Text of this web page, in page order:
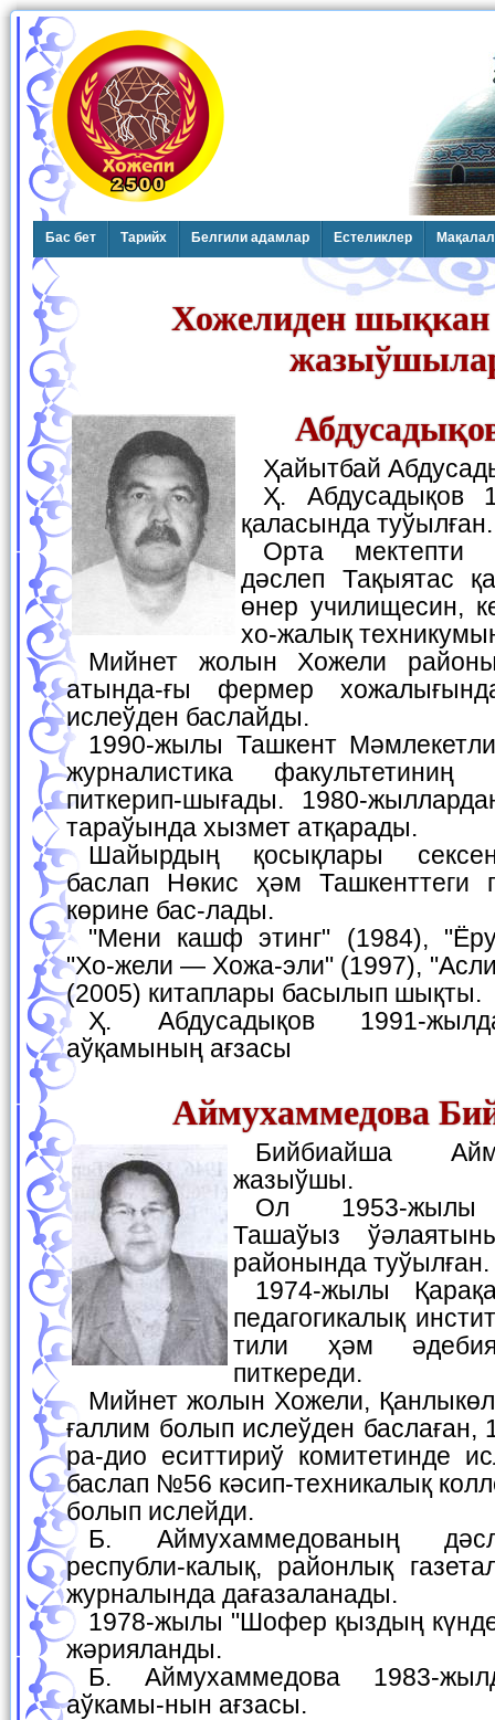
Бас бет Тарийх Белгили адамлар Естеликлер
Хожелиден
Ҳайытбай
Ҳ. Абдусадықов 1957-жылы Хожели
қаласында туўылған.
Орта мектепти питкергеннен соң
дәслеп Тақыятас
өнер училищесин,
хо-жалық
Мийнет жолын Хожели районындағы Ахунбабаев
атында-ғы фермер
ислеўден баслайды.
1990-жылы Ташкент Мәмлекетлик Университетиниң
журналистика
питкерип-шығады. 1980-
тараўында хызмет атқарады.
Шайырдың қосықлары сексенинши жыллардан
баслап Нөкис ҳәм Ташкенттеги
көрине бас-лады.
"Мени кашф этинг" (1984), "Ёруғлик истаги"(1990),
"Хо-жели — Хожа-эли" (1997),
(2005) китаплары басылып шықты.
Ҳ. Абдусадықов 1991-жылдан Жазыўшылар
аўқамының ағзасы
Аймухаммедова
Бийбиайша Аймухаммедова —
жазыўшы.
Ол 1953-жылы Түркменстанның
Ташаўыз
районында туўылған.
1974-жылы Қарақалпақ мәмлекетлик
педагогикалық
тили ҳәм
питкереди.
Мийнет жолын Хожели, Қанлыкөл районларында му-
ғаллим болып ислеўден
ра-дио еситтириў комитетинде
баслап №56 кәсип-техникалық
болып ислейди.
Б. Аймухаммедованың дәслепки қосыклары
республи-калық, районлық
журналында дағазаланады.
1978-жылы "Шофер қыздың күнделиги" атлы повести
жәрияланды.
Б. Аймухаммедова 1983-жылдан Жазыўшылар
аўкамы-нын ағзасы.